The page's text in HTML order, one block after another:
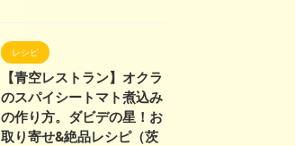
レシピ
【青空レストラン】オクラ
のスパイシートマト煮込み
の作り方。ダビデの星！お
取り寄せ&絶品レシピ（茨